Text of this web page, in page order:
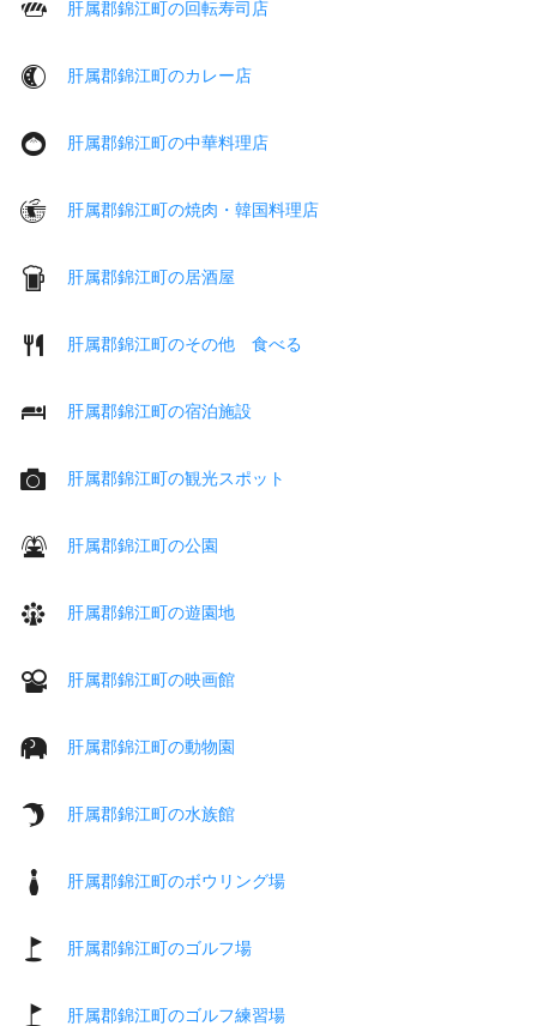
肝属郡錦江町の回転寿司店
肝属郡錦江町のカレー店
肝属郡錦江町の中華料理店
肝属郡錦江町の焼肉・韓国料理店
肝属郡錦江町の居酒屋
肝属郡錦江町のその他 食べる
肝属郡錦江町の宿泊施設
肝属郡錦江町の観光スポット
肝属郡錦江町の公園
肝属郡錦江町の遊園地
肝属郡錦江町の映画館
肝属郡錦江町の動物園
肝属郡錦江町の水族館
肝属郡錦江町のボウリング場
肝属郡錦江町のゴルフ場
肝属郡錦江町のゴルフ練習場